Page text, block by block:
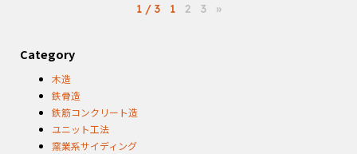
1 / 3 1 2 3 »
Category
木造
鉄骨造
鉄筋コンクリート造
ユニット工法
窯業系サイディング